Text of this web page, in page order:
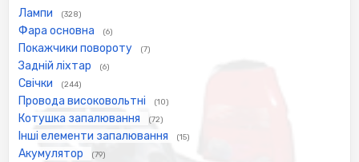
Лампи (328)
Фара основна (6)
Покажчики повороту (7)
Задній ліхтар (6)
Свічки (244)
Провода високовольтні (10)
Котушка запалювання (72)
Інші елементи запалювання (15)
Акумулятор (79)